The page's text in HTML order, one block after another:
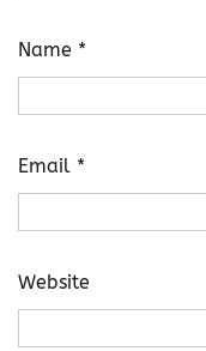
Name *
Email *
Website